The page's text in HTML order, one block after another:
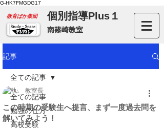
G-HK7FMGDG17
​教育ばか集団 個別指導Plus１
南篠崎教室
記事
全ての記事
勉強の仕方
高校受験
全ての記事
この時期の受験生へ提言、まず一度過去問を
解いてみよう！
教室長